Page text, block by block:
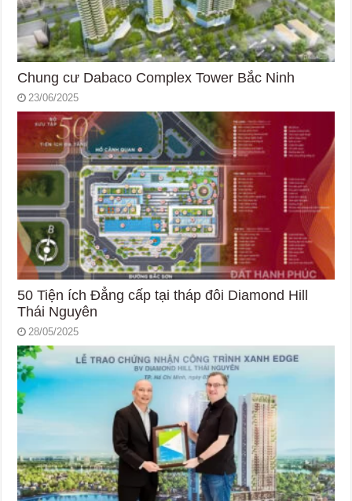
Chung cư Dabaco Complex Tower Bắc Ninh
23/06/2025
50 Tiện ích Đẳng cấp tại tháp đôi Diamond Hill
Thái Nguyên
28/05/2025